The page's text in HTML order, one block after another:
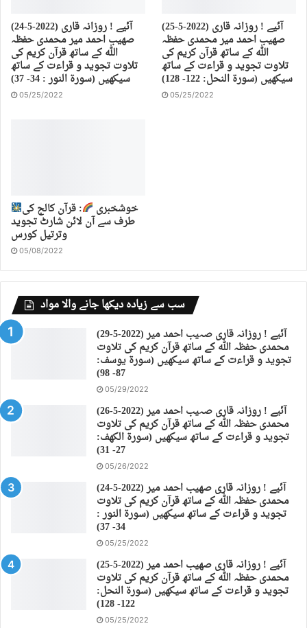
(24-5-2022) آئیے ! روزانہ قاری
صهیب احمد میر محمدی حفظہ
اللہ کے ساتھ قرآن کریم کی
تلاوت تجوید و قراءت کے ساتھ
سیکھیں (سورة النور : 34- 37)
05/25/2022
(25-5-2022) آئیے ! روزانہ قاری
صهیب احمد میر محمدی حفظہ
اللہ کے ساتھ قرآن کریم کی
تلاوت تجوید و قراءت کے ساتھ
سیکھیں (سورة النحل: 122- 128)
05/25/2022
خوشخبری : قرآن کالج کی
طرف سے آن لائن شارٹ تجوید
وترتیل کورس
05/08/2022
سب سے زیادہ دیکھا جانے والا مواد
(29-5-2022) آئیے ! روزانہ قاری صہیب احمد میر
محمدی حفظہ اللہ کے ساتھ قرآن کریم کی تلاوت
تجوید و قراءت کے ساتھ سیکھیں (سورة يوسف:
87- 98)
05/29/2022
(26-5-2022) آئیے ! روزانہ قاری صہیب احمد میر
محمدی حفظہ اللہ کے ساتھ قرآن کریم کی تلاوت
تجوید و قراءت کے ساتھ سیکھیں (سورة الكهف:
27- 31)
05/26/2022
(24-5-2022) آئیے ! روزانہ قاری صهیب احمد میر
محمدی حفظہ اللہ کے ساتھ قرآن کریم کی تلاوت
تجوید و قراءت کے ساتھ سیکھیں (سورة النور :
34- 37)
05/25/2022
(25-5-2022) آئیے ! روزانہ قاری صهیب احمد میر
محمدی حفظہ اللہ کے ساتھ قرآن کریم کی تلاوت
تجوید و قراءت کے ساتھ سیکھیں (سورة النحل:
122- 128)
05/25/2022